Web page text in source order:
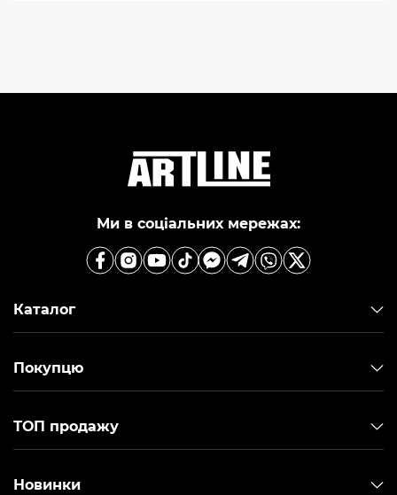
Ми в соціальних мережах:
Каталог
Покупцю
ТОП продажу
Новинки